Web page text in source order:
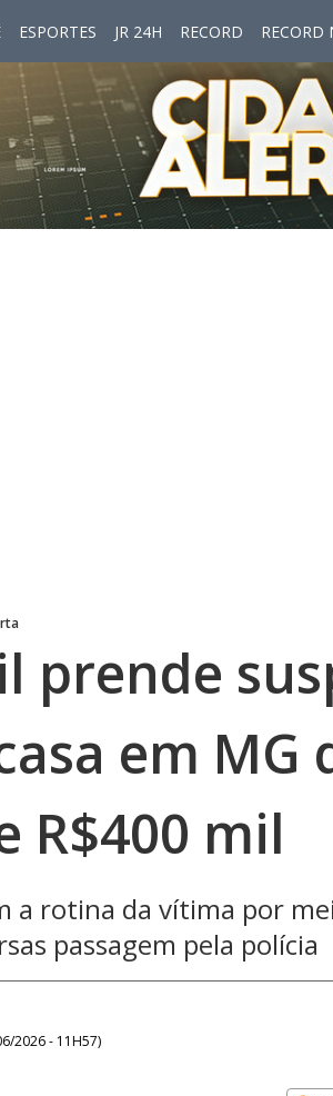
ESPORTES JR 24H RECORD RECORD
prende
em MG
R$400 mil
a rotina da vítima por
passagem pela polícia
2026 - 11H57)